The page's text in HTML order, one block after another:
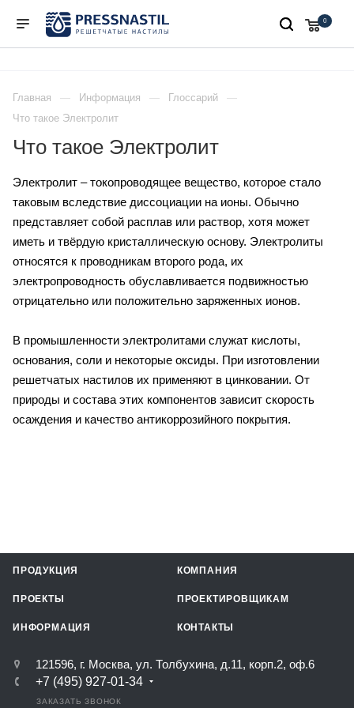
0
Главная Информация
Глоссарий
Что такое Электролит
Что такое Электролит
Электролит – токопроводящее вещество, которое стало
таковым вследствие диссоциации на ионы. Обычно
представляет собой расплав или раствор, хотя может
иметь и твёрдую кристаллическую основу. Электролиты
относятся к проводникам второго рода, их
электропроводность обуславливается подвижностью
отрицательно или положительно заряженных ионов.
В промышленности электролитами служат кислоты,
основания, соли и некоторые оксиды. При изготовлении
решетчатых настилов их применяют в цинковании. От
природы и состава этих компонентов зависит скорость
осаждения и качество антикоррозийного покрытия.
ПРОДУКЦИЯ КОМПАНИЯ
ПРОЕКТЫ ПРОЕКТИРОВЩИКАМ
ИНФОРМАЦИЯ КОНТАКТЫ
121596, г. Москва, ул. Толбухина, д.11, корп.2, оф.6
+7 (495) 927-01-34
ЗАКАЗАТЬ ЗВОНОК